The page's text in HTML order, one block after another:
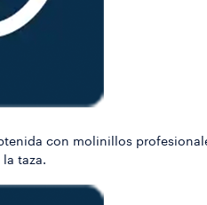
con molinillos
taza.